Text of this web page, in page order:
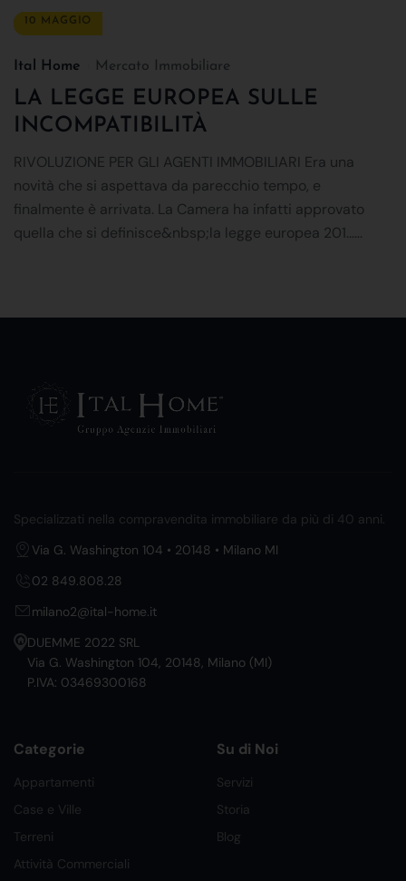
10 MAGGIO
Ital Home Mercato Immobiliare
LA LEGGE EUROPEA SULLE
INCOMPATIBILITÀ
RIVOLUZIONE PER GLI AGENTI IMMOBILIARI Era una
novità che si aspettava da parecchio tempo, e
finalmente è arrivata. La Camera ha infatti approvato
quella che si definisce&nbsp;la legge europea 201......
Specializzati nella compravendita immobiliare da più di 40 anni.
Via G. Washington 104 • 20148 • Milano MI
02 849.808.28
milano2@ital-home.it
DUEMME 2022 SRL
Via G. Washington 104, 20148, Milano (MI)
P.IVA: 03469300168
Categorie
Appartamenti
Case e Ville
Terreni
Attività Commerciali
Su di Noi
Servizi
Storia
Blog